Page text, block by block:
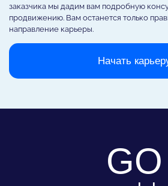
Начать
заказчика мы дадим вам подробную
продвижению. Вам останется только
направление карьеры.
GO